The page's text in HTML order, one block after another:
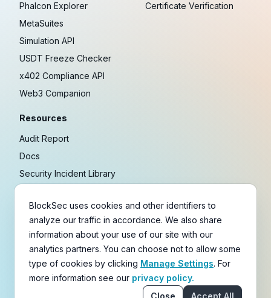
Phalcon Explorer
MetaSuites
Simulation API
USDT Freeze Checker
x402 Compliance API
Web3 Companion
Resources
Audit Report
Docs
Security Incident Library
Research
Guides
Crypto Payment Playbook
Certificate Verification
Copyright © 2021-2026BlockSec
Terms & Policies & Disclaimer
BlockSec uses cookies and other identifiers to
analyze our traffic in accordance. We also share
information about your use of our site with our
analytics partners. You can choose not to allow some
type of cookies by clicking Manage Settings. For
more information see our privacy policy.
Close
Accept All